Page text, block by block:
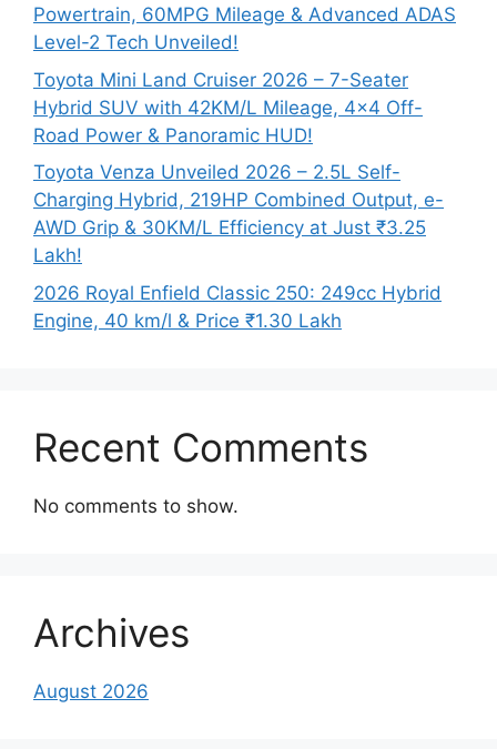
Powertrain, 60MPG Mileage & Advanced ADAS
Level-2 Tech Unveiled!
Toyota Mini Land Cruiser 2026 – 7-Seater
Hybrid SUV with 42KM/L Mileage, 4×4 Off-
Road Power & Panoramic HUD!
Toyota Venza Unveiled 2026 – 2.5L Self-
Charging Hybrid, 219HP Combined Output, e-
AWD Grip & 30KM/L Efficiency at Just ₹3.25
Lakh!
2026 Royal Enfield Classic 250: 249cc Hybrid
Engine, 40 km/l & Price ₹1.30 Lakh
Recent Comments
No comments to show.
Archives
August 2026